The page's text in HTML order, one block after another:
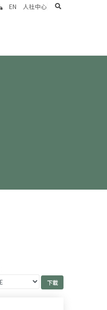
EN 人社中心 search